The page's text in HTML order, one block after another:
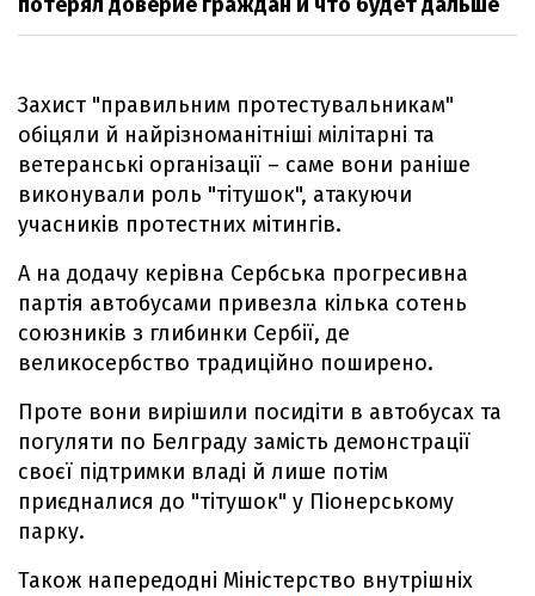
Захист "правильним протестувальникам"
обіцяли й найрізноманітніші мілітарні та
ветеранські організації – саме вони раніше
виконували роль "тітушок", атакуючи
учасників протестних мітингів.
А на додачу керівна Сербська прогресивна
партія автобусами привезла кілька сотень
союзників з глибинки Сербії, де
великосербство традиційно поширено.
Проте вони вирішили посидіти в автобусах та
погуляти по Белграду замість демонстрації
своєї підтримки владі й лише потім
приєдналися до "тітушок" у Піонерському
парку.
Також напередодні Міністерство внутрішніх